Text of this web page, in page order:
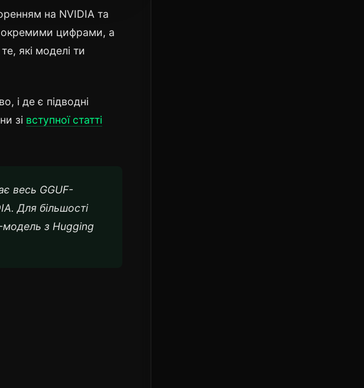
на NVIDIA та
окремими цифрами, а
які моделі ти
і де є підводні
зі вступної статті
весь GGUF-
Для більшості
модель з Hugging